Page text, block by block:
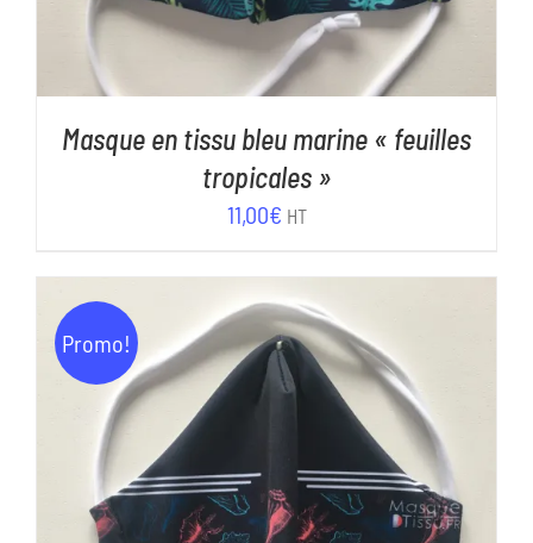
Masque en tissu bleu marine « feuilles
tropicales »
11,00€ HT
Promo!
AJOUTER AU PANIER / DÉTAILS